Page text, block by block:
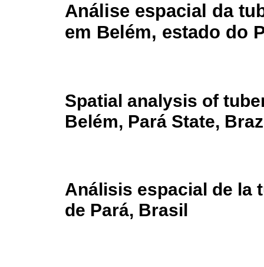
Análise espacial da
em Belém, estado do
Spatial analysis of
Belém, Pará State,
Análisis espacial de la
de Pará, Brasil